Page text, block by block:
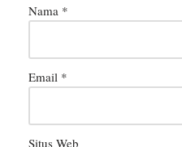
Nama *
Email *
Situs Web